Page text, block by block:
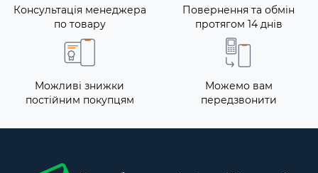
Консультація менеджера
по товару
Повернення та обмін
протягом 14 днів
Можливі знижки
постійним покупцям
Можемо вам
передзвонити